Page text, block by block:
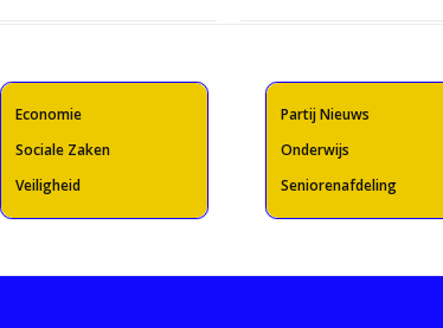
Economie
Sociale Zaken
Veiligheid
Partij Nieuws
Onderwijs
Seniorenafdeling